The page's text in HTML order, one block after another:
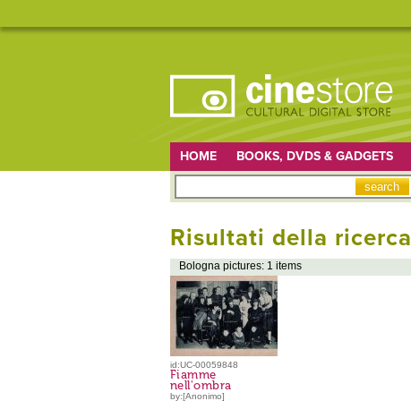
HOME BOOKS, DVDS & GADGETS
Risultati della ricerca
Bologna pictures: 1 items
id:UC-00059848
Fiamme
nell'ombra
by:[Anonimo]